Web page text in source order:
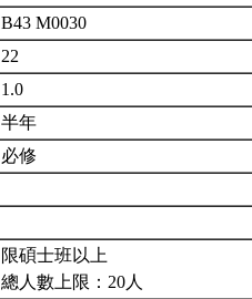
B43 M0030
22
1.0
半年
必修
限碩士班以上
總人數上限：20人